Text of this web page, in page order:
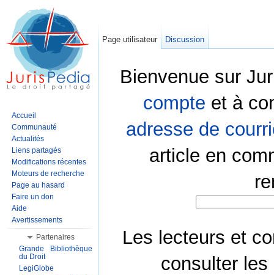
Bienvenue sur
compte et à
adresse de
article en
Les lecteurs et
consulter les
Page utilisateur Discussion
Accueil
Communauté
Actualités
Liens partagés
Modifications récentes
Moteurs de recherche
Page au hasard
Faire un don
Aide
Avertissements
Partenaires
Grande Bibliothèque
du Droit
LegiGlobe